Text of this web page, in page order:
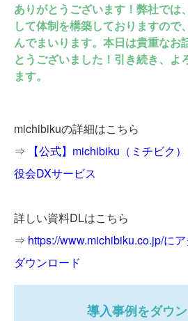
ありがとうございます！弊社では
して体制を構築しておりますので
んでまいります。本日は貴重なお
とうございました！引き続き、よ
ます。
michibikuの詳細はこちら
⇒
【公式】michibiku（ミチビク
役会DXサービス
詳しい資料DLはこちら
⇒ https://www.michibiku.co.jp/に
ダウンロード
導入事例をダウ